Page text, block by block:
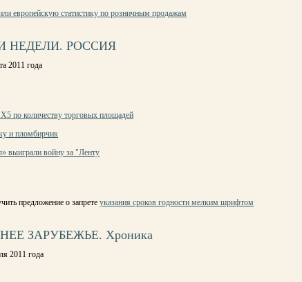
европейскую статистику по розничным продажам
НЕДЕЛИ. РОССИЯ
2011 года
по количеству торговых площадей
и пломбирчик
выиграли войну за "Ленту
предложение о запрете указания сроков годности мелким шрифтом
ЗАРУБЕЖЬЕ. Хроника
2011 года